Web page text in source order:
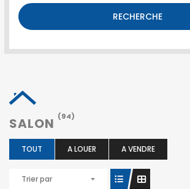
RECHERCHE
SALON (94)
TOUT A LOUER A VENDRE
Trier par